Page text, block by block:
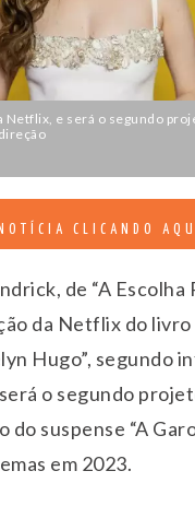
Netflix, e será o segundo
CLICANDO
de “A Escolha
da Netflix do livro
Hugo”, segundo
o segundo
do suspense “A
em 2023.